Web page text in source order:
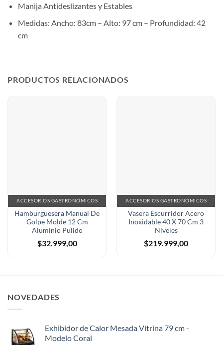
Manija Antideslizantes y Estables
Medidas: Ancho: 83cm – Alto: 97 cm – Profundidad: 42
cm
PRODUCTOS RELACIONADOS
ACCESORIOS GASTRONÓMICOS
Hamburguesera Manual De
Golpe Molde 12 Cm
Aluminio Pulido
$32.999,00
ACCESORIOS GASTRONÓMICOS
Vasera Escurridor Acero
Inoxidable 40 X 70 Cm 3
Niveles
$219.999,00
NOVEDADES
Exhibidor de Calor Mesada Vitrina 79 cm -
Modelo Coral